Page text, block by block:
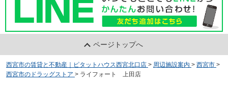
ページトップへ
西宮市の賃貸と不動産｜ピタットハウス西宮北口店 > 周辺施設案内 > 西宮市 >
西宮市のドラッグストア > ライフォート 上田店